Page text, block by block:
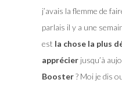
j’avais la flemme de
parlais il y a une
est la chose la plus
apprécierjusqu’à
Booster? Moi je dis